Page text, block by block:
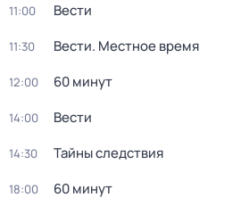
11:00 Вести
11:30 Вести. Местное время
12:00 60 минут
14:00 Вести
14:30 Тайны следствия
18:00 60 минут